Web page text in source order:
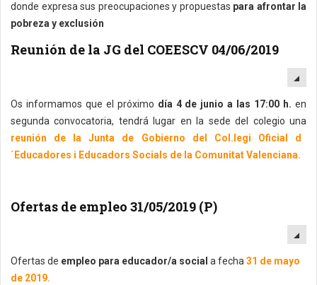
donde expresa sus preocupaciones y propuestas para afrontar la
pobreza y exclusión
Reunión de la JG del COEESCV 04/06/2019
Os informamos que el próximo día 4 de junio a las 17:00 h. en
segunda convocatoria, tendrá lugar en la sede del colegio una
reunión de la Junta de Gobierno del Col.legi Oficial d
´Educadores i Educadors Socials de la Comunitat Valenciana.
Ofertas de empleo 31/05/2019 (P)
Ofertas de empleo para educador/a social a fecha 31 de mayo
de 2019.